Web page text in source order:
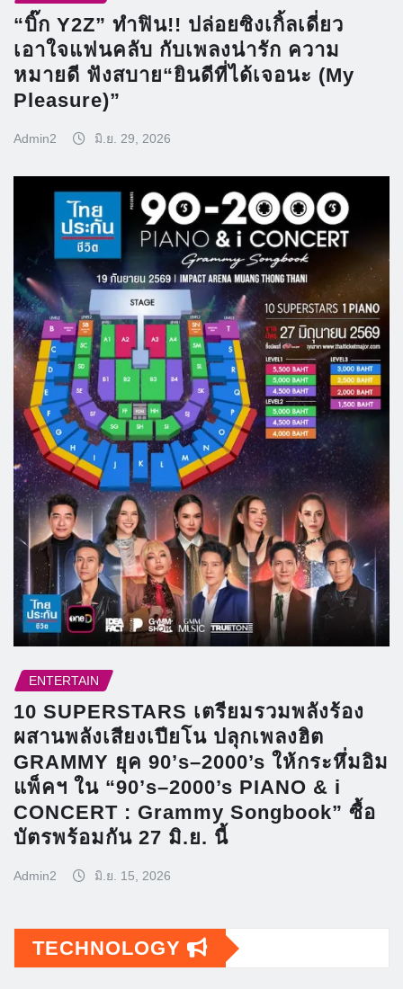
“บิ๊ก Y2Z” ทำฟิน!! ปล่อยซิงเกิ้ลเดี่ยว
เอาใจแฟนคลับ กับเพลงน่ารัก ความ
หมายดี ฟังสบาย“ยินดีที่ได้เจอนะ (My
Pleasure)”
Admin2 มิ.ย. 29, 2026
ENTERTAIN
10 SUPERSTARS เตรียมรวมพลังร้อง
ผสานพลังเสียงเปียโน ปลุกเพลงฮิต
GRAMMY ยุค 90’s–2000’s ให้กระหึ่มอิม
แพ็คฯ ใน “90’s–2000’s PIANO & i
CONCERT : Grammy Songbook” ซื้อ
บัตรพร้อมกัน 27 มิ.ย. นี้
Admin2 มิ.ย. 15, 2026
TECHNOLOGY